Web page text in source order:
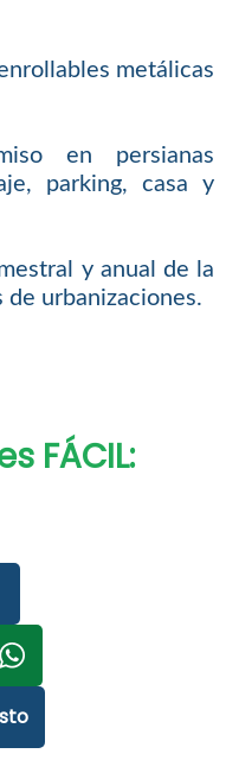
metálicas
en persianas
parking, casa y
y anual de la
urbanizaciones.
FÁCIL: